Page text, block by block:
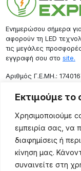
Εκτιμούμε
Χρησιμοποιούμε
εμπειρία σας, να
διαφημίσεις ή
κίνηση μας.
συναινείτε στη
Ενημερώσου σήμερα
αφορούν τη LED
τις μεγάλες
εγγραφή σου στο site.
Aριθμός Γ.Ε.ΜΗ.:
Επικοινωνία
Ρόδου 133,
(+30) 211 725